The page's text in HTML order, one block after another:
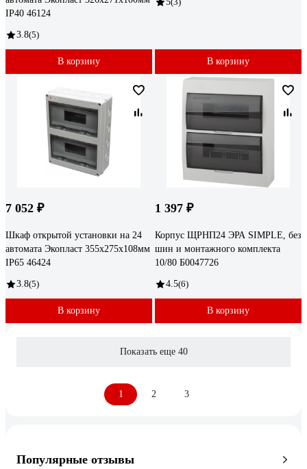
IP40 46124
3.8(5)
В корзину В корзину
7 052 ₽
Шкаф открытой установки на 24
автомата Экопласт 355х275х108мм
IP65 46424
3.8(5)
В корзину
1 397 ₽
Корпус ЩРНП24 ЭРА SIMPLE, без
шин и монтажного комплекта
10/80 Б0047726
4.5(6)
В корзину
Показать еще 40
1 2 3
Популярные отзывы